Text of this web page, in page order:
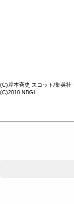
(C)岸本斉史 スコット/集英社
(C)2010 NBGI